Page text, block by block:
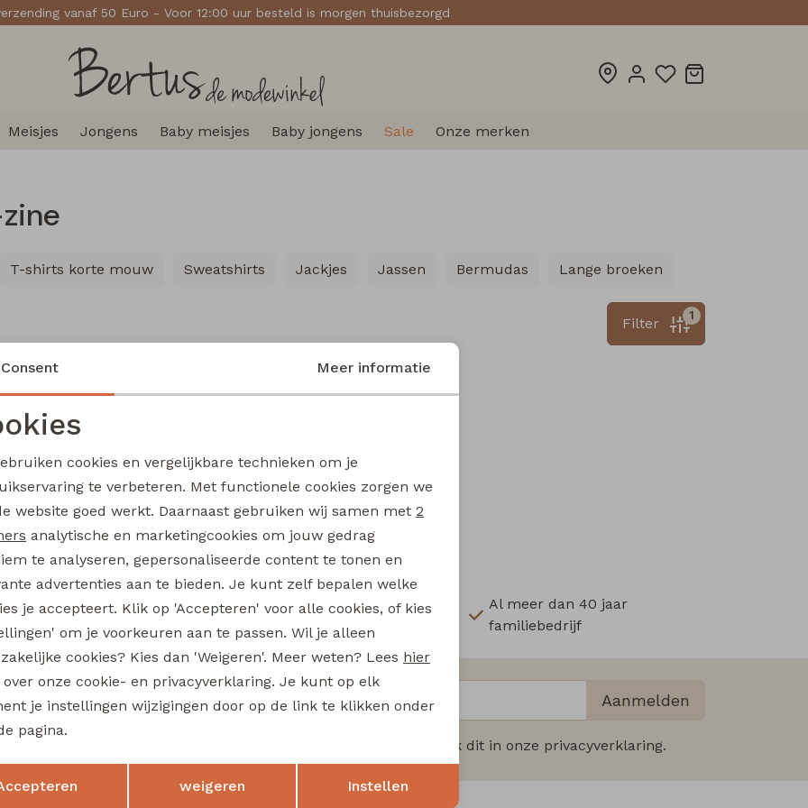
vanaf 50 Euro - Voor 12:00 uur besteld is morgen thuisbezorgd
Meisjes Jongens Baby meisjes Baby jongens Sale Onze merken
T-shirts korte mouw Sweatshirts Jackjes Jassen Bermudas Lange broeken
1
Filter
Nieuw
meisjes rok kort Bruin
betrouwbare
Voor 12:00 uur besteld is morgen
thuisbezorgd
Al meer dan 40 jaar
familiebedrijf
zijn?
eerst op de hoogte van
Aanmelden
Hoe we met je data omgaan? Bekijk dit in onze privacyverklaring.
cookies
cookies Marketing cookies
Terug Opslaan
Consent Meer informatie
cookies en vergelijkbare technieken om je
te verbeteren. Met functionele cookies zorgen we
website goed werkt. Daarnaast gebruiken wij samen met 2
analytische en marketingcookies om jouw gedrag
te analyseren, gepersonaliseerde content te tonen en
advertenties aan te bieden. Je kunt zelf bepalen welke
je accepteert. Klik op 'Accepteren' voor alle cookies, of kies
om je voorkeuren aan te passen. Wil je alleen
cookies? Kies dan 'Weigeren'. Meer weten? Lees hier
over onze cookie- en privacyverklaring. Je kunt op elk
je instellingen wijzigingen door op de link te klikken onder
pagina.
weigeren Instellen